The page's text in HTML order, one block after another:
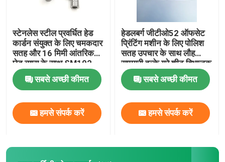
स्टेनलेस स्टील प्रवर्धित हेड
कार्डन संयुक्त के लिए चमकदार
सतह और 16 मिमी आंतरिक
छेद व्यास के साथ SM102
प्रिंटिंग मशीन
सबसे अच्छी कीमत
हमसे संपर्क करें
हेडलबर्ग जीटीओ52 ऑफसेट
प्रिंटिंग मशीन के लिए पोलिश
सतह उपचार के साथ लौह
सामग्री हल्के ग्रे शीट विभाजक
उंगली
सबसे अच्छी कीमत
हमसे संपर्क करें